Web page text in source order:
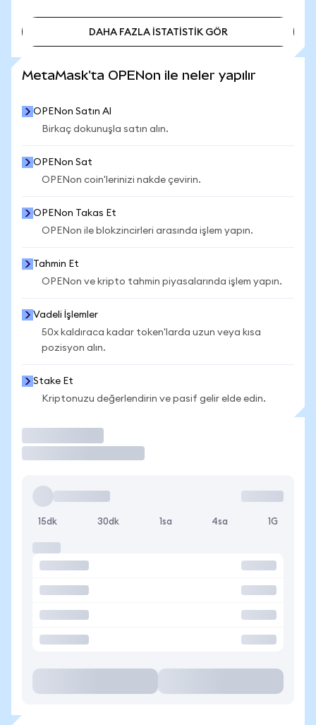
DAHA FAZLA İSTATİSTİK GÖR
MetaMask'ta OPENon ile neler yapılır
OPENon Satın Al
Birkaç dokunuşla satın alın.
OPENon Sat
OPENon coin'lerinizi nakde çevirin.
OPENon Takas Et
OPENon ile blokzincirleri arasında işlem yapın.
Tahmin Et
OPENon ve kripto tahmin piyasalarında işlem yapın.
Vadeli İşlemler
50x kaldıraca kadar token'larda uzun veya kısa
pozisyon alın.
Stake Et
Kriptonuzu değerlendirin ve pasif gelir elde edin.
15dk 30dk 1sa 4sa 1G